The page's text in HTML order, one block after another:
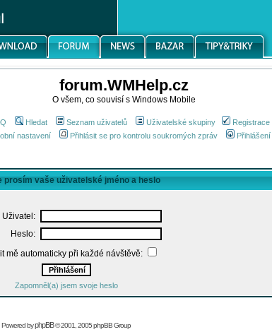
forum.WMHelp.cz
O všem, co souvisí s Windows Mobile
Hledat Seznam uživatelů Uživatelské skupiny
Registrace
nastavení
Přihlásit se pro kontrolu soukromých zpráv Přihlášení
prosím vaše uživatelské jméno a heslo
Uživatel:
Heslo:
mě automaticky při každé návštěvě:
Zapomněl(a) jsem svoje heslo
Powered byphpBB© 2001, 2005 phpBB Group